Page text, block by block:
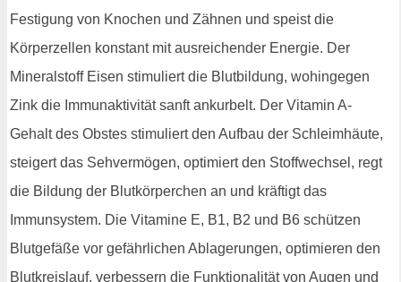
Festigung von Knochen und Zähnen und speist die
Körperzellen konstant mit ausreichender Energie. Der
Mineralstoff Eisen stimuliert die Blutbildung, wohingegen
Zink die Immunaktivität sanft ankurbelt. Der Vitamin A-
Gehalt des Obstes stimuliert den Aufbau der Schleimhäute,
steigert das Sehvermögen, optimiert den Stoffwechsel, regt
die Bildung der Blutkörperchen an und kräftigt das
Immunsystem. Die Vitamine E, B1, B2 und B6 schützen
Blutgefäße vor gefährlichen Ablagerungen, optimieren den
Blutkreislauf, verbessern die Funktionalität von Augen und